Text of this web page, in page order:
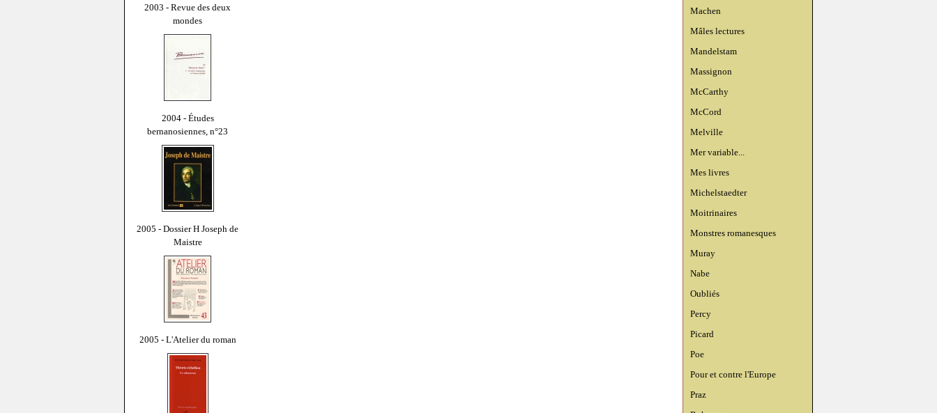
2003 - Revue des deux
mondes
2004 - Études
bernanosiennes, n°23
2005 - Dossier H Joseph de
Maistre
2005 - L'Atelier du roman
Machen
Mâles lectures
Mandelstam
Massignon
McCarthy
McCord
Melville
Mer variable...
Mes livres
Michelstaedter
Moitrinaires
Monstres romanesques
Muray
Nabe
Oubliés
Percy
Picard
Poe
Pour et contre l'Europe
Praz